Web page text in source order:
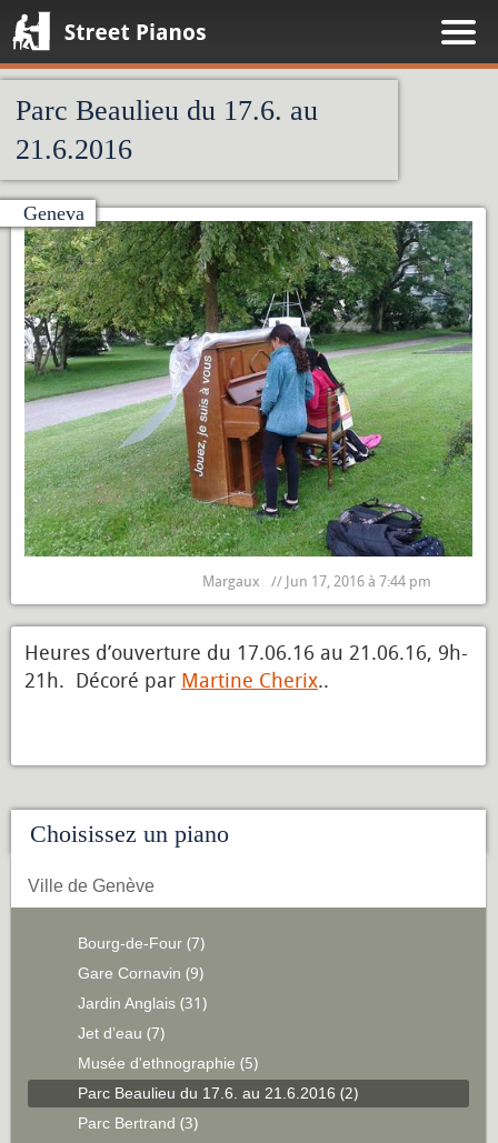
Parc Beaulieu du 17.6. au
21.6.2016
Margaux // Jun 17, 2016 à 7:44 pm
Geneva
Heures d’ouverture du 17.06.16 au 21.06.16, 9h-
21h. Décoré par Martine Cherix..
Choisissez un piano
Ville de Genève
Bourg-de-Four(7)
Gare Cornavin(9)
Jardin Anglais(31)
Jet d’eau(7)
Musée d'ethnographie(5)
Parc Beaulieu du 17.6. au 21.6.2016(2)
Parc Bertrand(3)